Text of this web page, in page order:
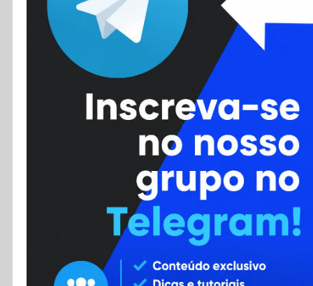
Colunas
Colaboradores
Cursos
Enviar Dica